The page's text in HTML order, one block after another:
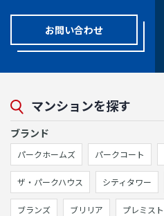
お問い合わせ
マンションを探す
ブランド
パークホームズ パークコート
ザ・パークハウス シティタワー
ブランズ ブリリア プレミスト